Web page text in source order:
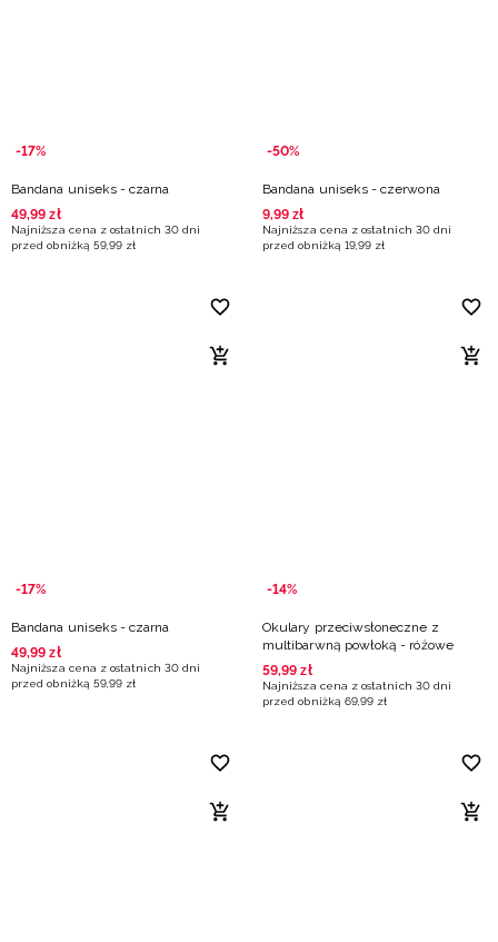
-17%
Bandana uniseks - czarna
49,99 zł
Najniższa cena z ostatnich 30 dni
przed obniżką 59,99 zł
-50%
Bandana uniseks - czerwona
9,99 zł
Najniższa cena z ostatnich 30 dni
przed obniżką 19,99 zł
-17%
Bandana uniseks - czarna
49,99 zł
Najniższa cena z ostatnich 30 dni
przed obniżką 59,99 zł
-14%
Okulary przeciwsłoneczne z
multibarwną powłoką - różowe
59,99 zł
Najniższa cena z ostatnich 30 dni
przed obniżką 69,99 zł